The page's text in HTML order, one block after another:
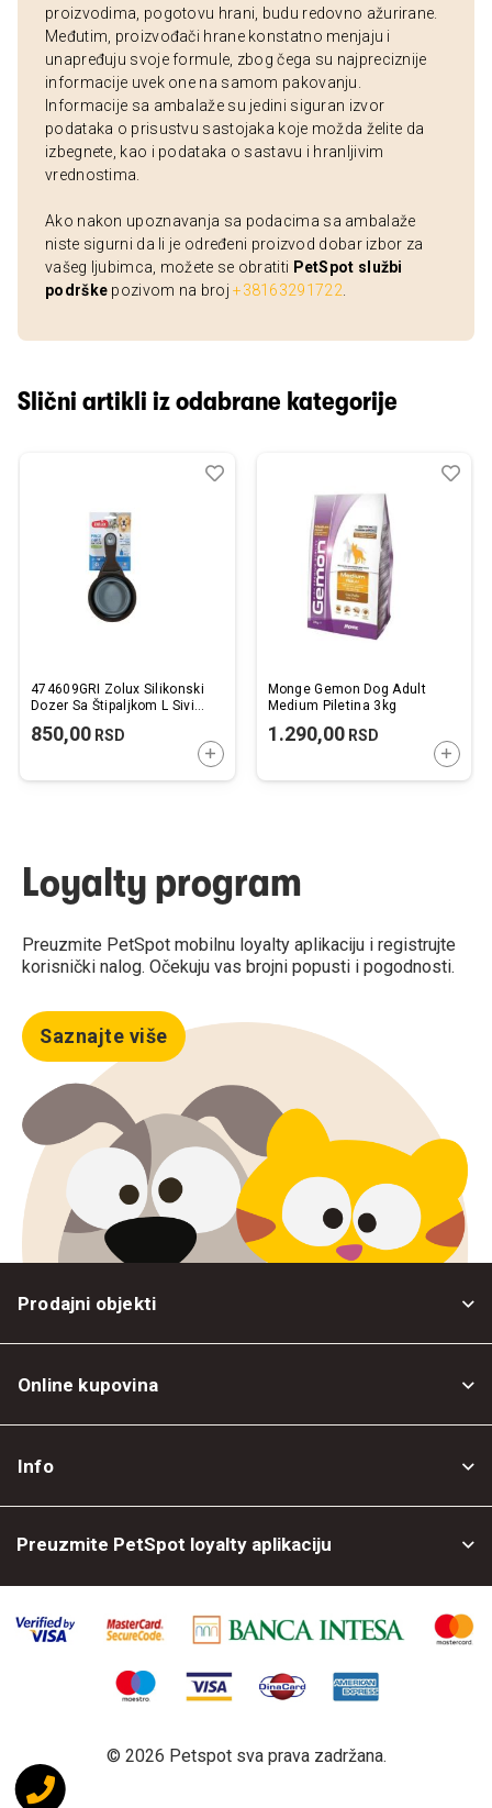
proizvodima, pogotovu hrani, budu redovno ažurirane.
Međutim, proizvođači hrane konstatno menjaju i
unapređuju svoje formule, zbog čega su najpreciznije
informacije uvek one na samom pakovanju.
Informacije sa ambalaže su jedini siguran izvor
podataka o prisustvu sastojaka koje možda želite da
izbegnete, kao i podataka o sastavu i hranljivim
vrednostima.
Ako nakon upoznavanja sa podacima sa ambalaže
niste sigurni da li je određeni proizvod dobar izbor za
vašeg ljubimca, možete se obratiti PetSpot službi
podrške pozivom na broj+38163291722
Slični artikli iz odabrane kategorije
474609GRI Zolux Silikonski
Dozer Sa Štipaljkom L Sivi
850,00 RSD
DODAJTE U KORPU
Dodaj
Uporedi
Monge Gemon Dog Adult
Medium Piletina 3kg
1.290,00RSD
Loyalty program
Preuzmite PetSpot mobilnu loyalty aplikaciju i registrujte
korisnički nalog. Očekuju vas brojni popusti i pogodnosti.
Saznajte više
Prodajni objekti
Online kupovina
Info
Preuzmite PetSpot loyalty aplikaciju
© 2026 Petspot sva prava zadržana.